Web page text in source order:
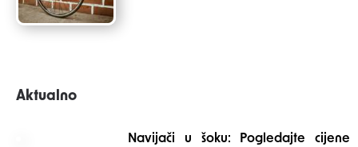
Aktualno
Navijači u šoku: Pogledajte cijene